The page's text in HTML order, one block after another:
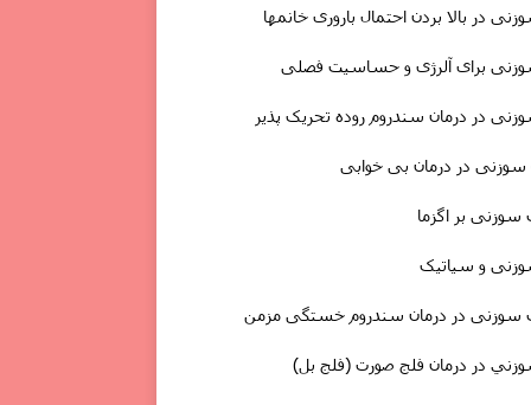
در بالا بردن احتمال باروری خانمها
برای آلرژی و حساسیت فصلی
در درمان سندروم روده تحریک پذیر
سوزنى در درمانبی خوابی
سوزنی بر اگزما
و سیاتیک
سوزنی در درمان سندروم خستگی مزمن
در درمان فلج صورت (فلج بل)